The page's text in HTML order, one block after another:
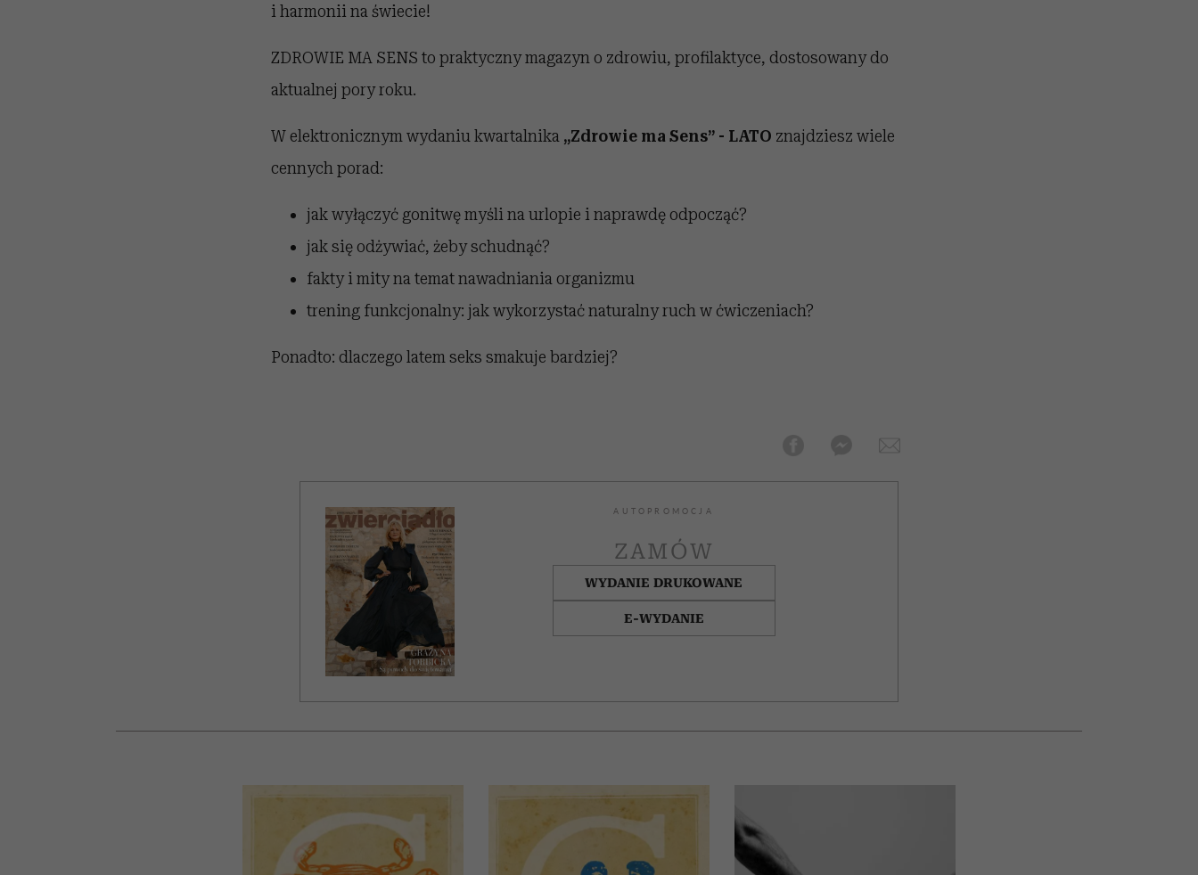
i harmonii na świecie!
ZDROWIE MA SENS to praktyczny magazyn o zdrowiu, profilaktyce, dostosowany do
aktualnej pory roku.
W elektronicznym wydaniu kwartalnika „Zdrowie ma Sens” - LATO znajdziesz wiele
cennych porad:
jak wyłączyć gonitwę myśli na urlopie i naprawdę odpocząć?
jak się odżywiać, żeby schudnąć?
fakty i mity na temat nawadniania organizmu
trening funkcjonalny: jak wykorzystać naturalny ruch w ćwiczeniach?
Ponadto: dlaczego latem seks smakuje bardziej?
AUTOPROMOCJA
ZAMÓW
WYDANIE DRUKOWANE
E-WYDANIE